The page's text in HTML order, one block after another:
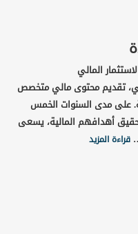
المالي
تقديم محتوى مالي متخصص
على مدى السنوات الخمس
أهدافهم المالية، يسعى
…قراءة المزيد